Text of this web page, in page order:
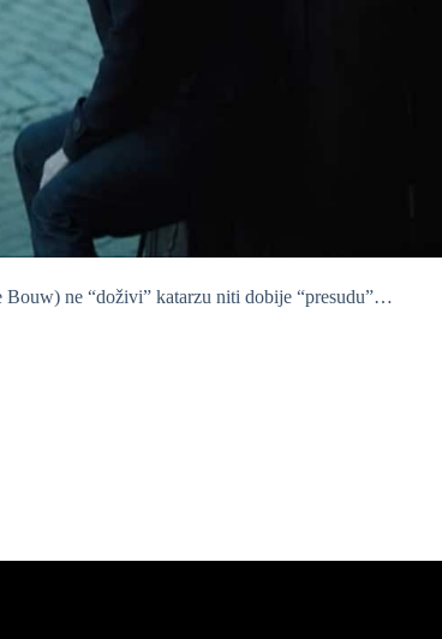
ne “doživi” katarzu niti dobije “presudu”…